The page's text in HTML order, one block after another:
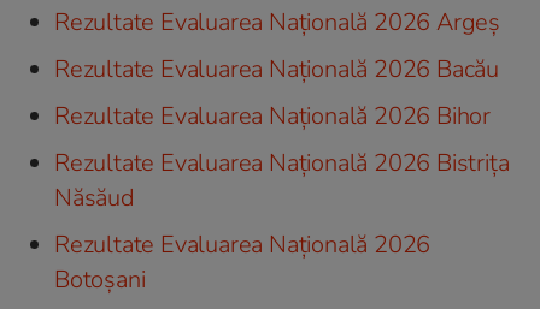
Rezultate Evaluarea Națională 2026 Argeș
Rezultate Evaluarea Națională 2026 Bacău
Rezultate Evaluarea Națională 2026 Bihor
Rezultate Evaluarea Națională 2026 Bistrița
Năsăud
Rezultate Evaluarea Națională 2026
Botoșani